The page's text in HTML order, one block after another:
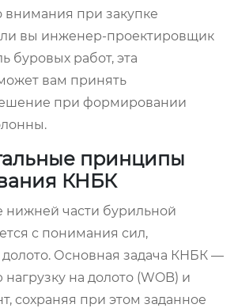
внимания при закупке
вы инженер-проектировщик
буровых работ, эта
вам принять
при формировании
принципы
КНБК
нижней части бурильной
с понимания сил,
Основная задача КНБК —
на долото (WOB) и
сохраняя при этом заданное